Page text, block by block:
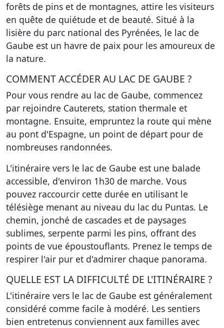
forêts de pins et de montagnes, attire les visiteurs
en quête de quiétude et de beauté. Situé à la
lisière du parc national des Pyrénées, le lac de
Gaube est un havre de paix pour les amoureux de
la nature.
COMMENT ACCÉDER AU LAC DE GAUBE ?
Pour vous rendre au lac de Gaube, commencez
par rejoindre Cauterets, station thermale et
montagne. Ensuite, empruntez la route qui mène
au pont d'Espagne, un point de départ pour de
nombreuses randonnées.
L'itinéraire vers le lac de Gaube est une balade
accessible, d'environ 1h30 de marche. Vous
pouvez raccourcir cette durée en utilisant le
télésiège menant au niveau du lac du Puntas. Le
chemin, jonché de cascades et de paysages
sublimes, serpente parmi les pins, offrant des
points de vue époustouflants. Prenez le temps de
respirer l'air pur et d'admirer chaque panorama.
QUELLE EST LA DIFFICULTÉ DE L'ITINÉRAIRE ?
L'itinéraire vers le lac de Gaube est généralement
considéré comme facile à modéré. Les sentiers
bien entretenus conviennent aux familles avec